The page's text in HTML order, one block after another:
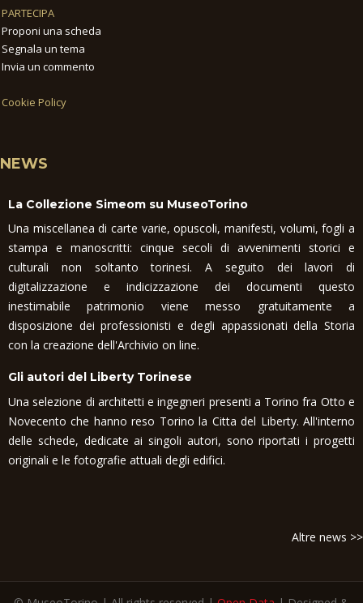
PARTECIPA
Proponi una scheda
Segnala un tema
Invia un commento
Cookie Policy
NEWS
La Collezione Simeom su MuseoTorino
Una miscellanea di carte varie, opuscoli, manifesti, volumi, fogli a
stampa e manoscritti: cinque secoli di avvenimenti storici e
culturali non soltanto torinesi. A seguito dei lavori di
digitalizzazione e indicizzazione dei documenti questo
inestimabile patrimonio viene messo gratuitamente a
disposizione dei professionisti e degli appassionati della Storia
con la creazione dell'Archivio on line.
Gli autori del Liberty Torinese
Una selezione di architetti e ingegneri presenti a Torino fra Otto e
Novecento che hanno reso Torino la Citta del Liberty. All'interno
delle schede, dedicate ai singoli autori, sono riportati i progetti
originali e le fotografie attuali degli edifici.
Altre news >>